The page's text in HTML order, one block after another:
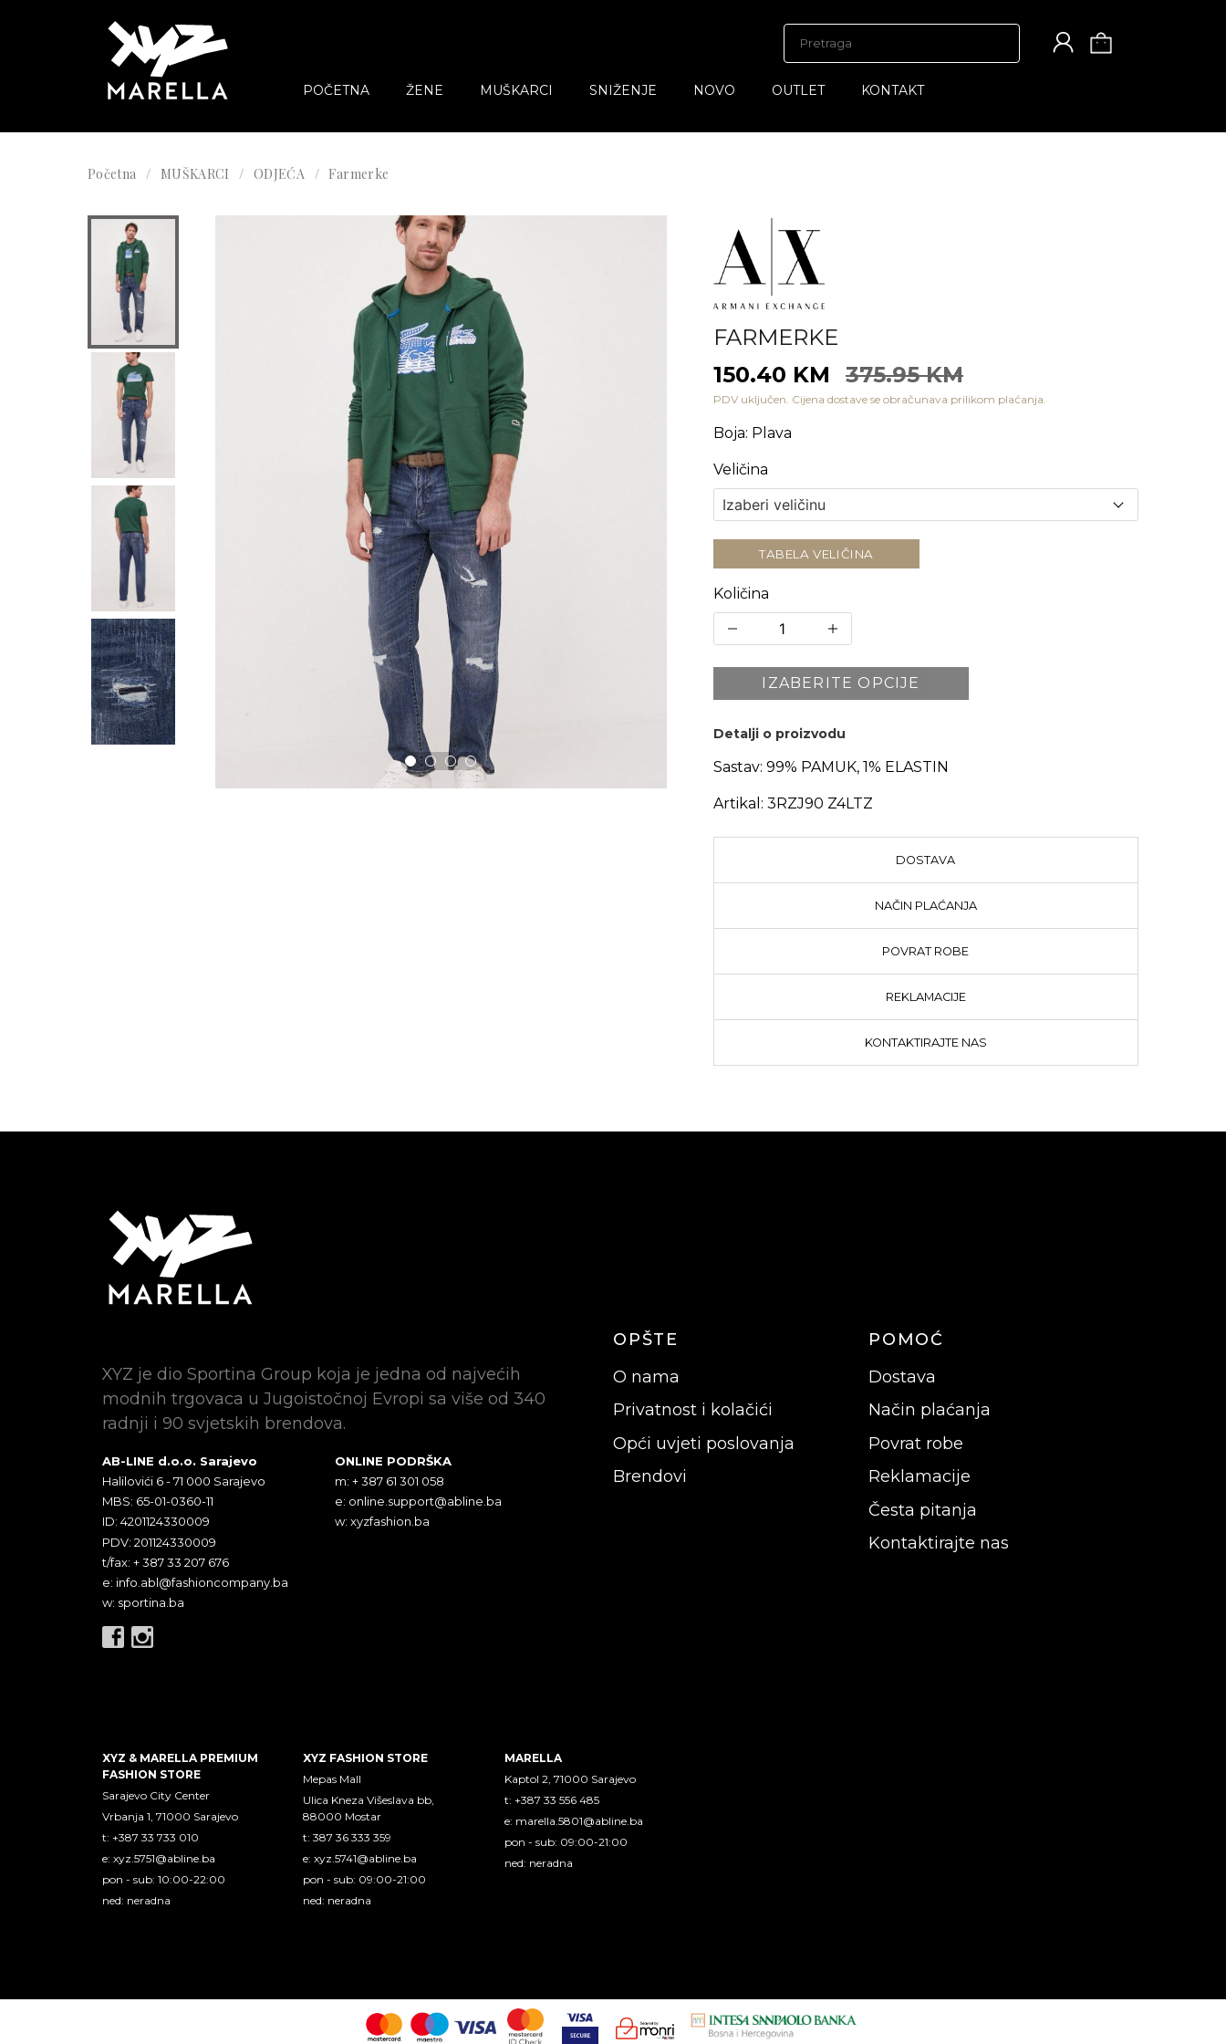
POČETNA ŽENE MUŠKARCI SNIŽENJE NOVO OUTLET KONTAKT
Početna MUŠKARCI ODJEĆA Farmerke
FARMERKE
150.40 KM
375.95 KM
PDV uključen. Cijena dostave se obračunava prilikom plaćanja.
Boja: Plava
Veličina
TABELA VELIČINA
Količina
IZABERITE OPCIJE
Detalji o proizvodu
Sastav: 99% PAMUK, 1% ELASTIN
Artikal: 3RZJ90 Z4LTZ
DOSTAVA
NAČIN PLAĆANJA
POVRAT ROBE
REKLAMACIJE
KONTAKTIRAJTE NAS
XYZ je dio Sportina Group koja je jedna od najvećih
modnih trgovaca u Jugoistočnoj Evropi sa više od 340
radnji i 90 svjetskih brendova.
AB-LINE d.o.o. Sarajevo
Halilovići 6 - 71 000 Sarajevo
MBS: 65-01-0360-11
ID: 4201124330009
PDV: 201124330009
t/fax: + 387 33 207 676
e: info.abl@fashioncompany.ba
w: sportina.ba
ONLINE PODRŠKA
m: + 387 61 301 058
e: online.support@abline.ba
w: xyzfashion.ba
OPŠTE
O nama
Privatnost i kolačići
Opći uvjeti poslovanja
Brendovi
POMOĆ
Dostava
Način plaćanja
Povrat robe
Reklamacije
Česta pitanja
Kontaktirajte nas
XYZ & MARELLA PREMIUM
FASHION STORE
Sarajevo City Center
Vrbanja 1, 71000 Sarajevo
t: +387 33 733 010
e: xyz.5751@abline.ba
pon - sub: 10:00-22:00
ned: neradna
XYZ FASHION STORE
Mepas Mall
Ulica Kneza Višeslava bb,
88000 Mostar
t: 387 36 333 359
e:xyz.5741@abline.ba
pon - sub: 09:00-21:00
ned: neradna
MARELLA
Kaptol 2, 71000 Sarajevo
t: +387 33 556 485
e: marella.5801@abline.ba
pon - sub: 09:00-21:00
ned: neradna